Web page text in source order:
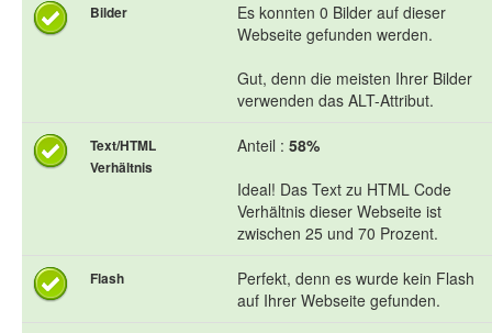
Bilder
Es konnten 0 Bilder auf dieser
Webseite gefunden werden.
Gut, denn die meisten Ihrer Bilder
verwenden das ALT-Attribut.
Text/HTML
Verhältnis
Anteil : 58%
Ideal! Das Text zu HTML Code
Verhältnis dieser Webseite ist
zwischen 25 und 70 Prozent.
Flash
Perfekt, denn es wurde kein Flash
auf Ihrer Webseite gefunden.